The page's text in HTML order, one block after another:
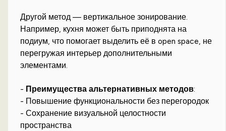
Другой метод — вертикальное зонирование.
Например, кухня может быть приподнята на
подиум, что помогает выделить её в open space, не
перегружая интерьер дополнительными
элементами.
- Преимущества альтернативных методов:
- Повышение функциональности без перегородок
- Сохранение визуальной целостности
пространства